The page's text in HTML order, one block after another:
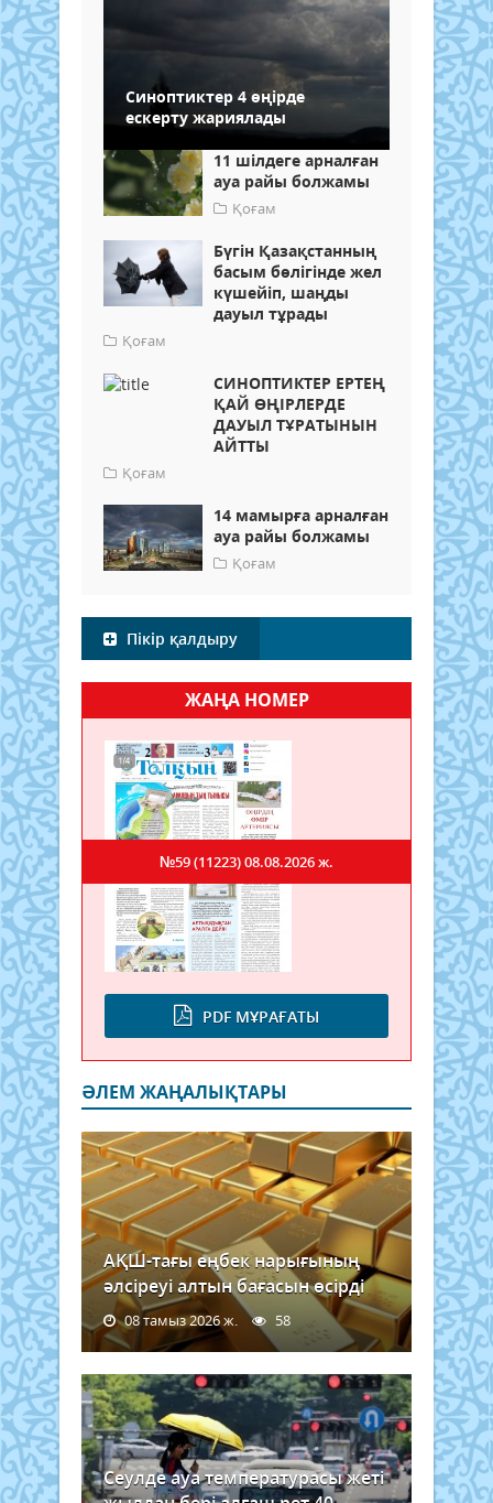
Синоптиктер 4 өңірде
ескерту жариялады
11 шілдеге арналған
ауа райы болжамы
Қоғам
Бүгін Қазақстанның
басым бөлігінде жел
күшейіп, шаңды
дауыл тұрады
Қоғам
СИНОПТИКТЕР ЕРТЕҢ
ҚАЙ ӨҢІРЛЕРДЕ
ДАУЫЛ ТҰРАТЫНЫН
АЙТТЫ
Қоғам
14 мамырға арналған
ауа райы болжамы
Қоғам
Пікір қалдыру
ЖАҢА НОМЕР
PDF МҰРАҒАТЫ
№59 (11223)08.08.2026 ж.
ӘЛЕМ ЖАҢАЛЫҚТАРЫ
АҚШ-тағы еңбек нарығының
әлсіреуі алтын бағасын өсірді
08 тамыз 2026 ж. 58
Сеулде ауа температурасы жеті